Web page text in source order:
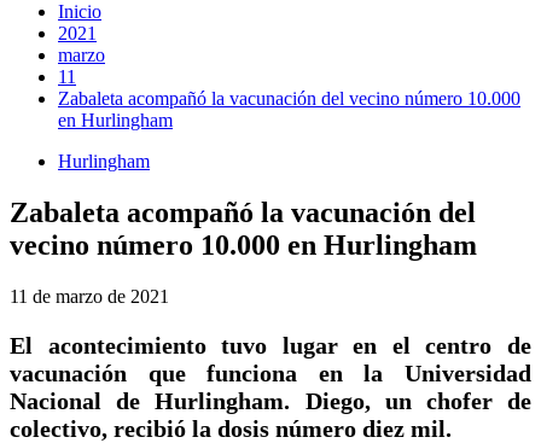
Inicio
2021
marzo
11
Zabaleta acompañó la vacunación del vecino número 10.000
en Hurlingham
Hurlingham
Zabaleta acompañó la vacunación del
vecino número 10.000 en Hurlingham
11 de marzo de 2021
El acontecimiento tuvo lugar en el centro de
vacunación que funciona en la Universidad
Nacional de Hurlingham. Diego, un chofer de
colectivo, recibió la dosis número diez mil.